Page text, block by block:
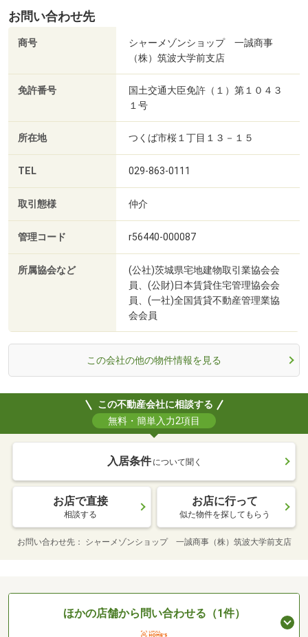
お問い合わせ先
商号
シャーメゾンショップ 一誠商事
（株）筑波大学前支店
免許番号
国土交通大臣免許（１）第１０４３
１号
所在地 つくば市桜１丁目１３－１５
TEL 029-863-0111
取引態様 仲介
管理コード r56440-000087
所属協会など
(公社)茨城県宅地建物取引業協会会
員、(公財)日本賃貸住宅管理協会会
員、(一社)全国賃貸不動産管理業協
会会員
この会社の他の物件情報を見る
この不動産会社に相談する
無料・簡単入力2項目
入居条件 について聞く
お店で直接
相談する
お店に行って
似た物件を探してもらう
お問い合わせ先 シャーメゾンショップ 一誠商事（株）筑波大学前支店
ほかの店舗から問い合わせる（1件）